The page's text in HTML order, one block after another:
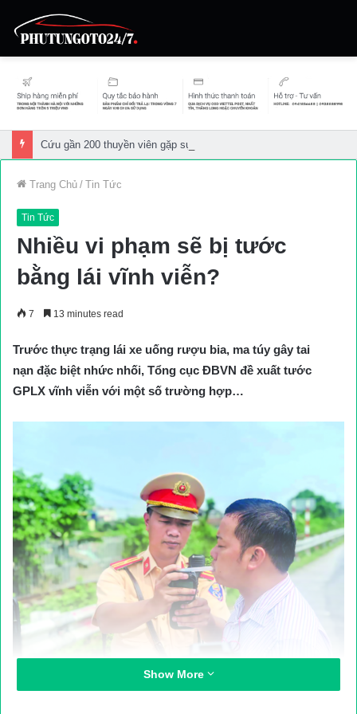
Cứu gần 200 thuyền viên gặp sự cố trên biển
Trang Chủ / Tin Tức
Tin Tức
Nhiều vi phạm sẽ bị tước
bằng lái vĩnh viễn?
7 13 minutes read
Trước thực trạng lái xe uống rượu bia, ma túy gây tai
nạn đặc biệt nhức nhối, Tổng cục ĐBVN đề xuất tước
GPLX vĩnh viễn với một số trường hợp…
Đội CSGT số 8, Hà Nội kiểm tra nồng độ cồn người điều khiển
Show More